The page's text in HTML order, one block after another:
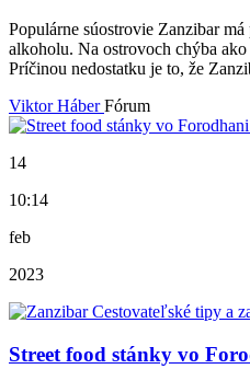
Populárne súostrovie Zanzibar
alkoholu. Na ostrovoch chýba
Príčinou nedostatku je to, že
Viktor HáberFórum
14
10:14
feb
2023
Street food stánky vo